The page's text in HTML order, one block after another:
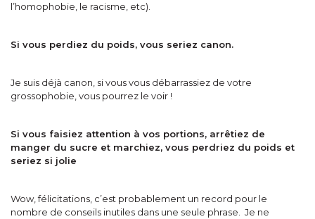
l’homophobie, le racisme, etc).
Si vous perdiez du poids, vous seriez canon.
Je suis déjà canon, si vous vous débarrassiez de votre
grossophobie, vous pourrez le voir !
Si vous faisiez attention à vos portions, arrêtiez de
manger du sucre et marchiez, vous perdriez du poids et
seriez si jolie
Wow, félicitations, c’est probablement un record pour le
nombre de conseils inutiles dans une seule phrase. Je ne